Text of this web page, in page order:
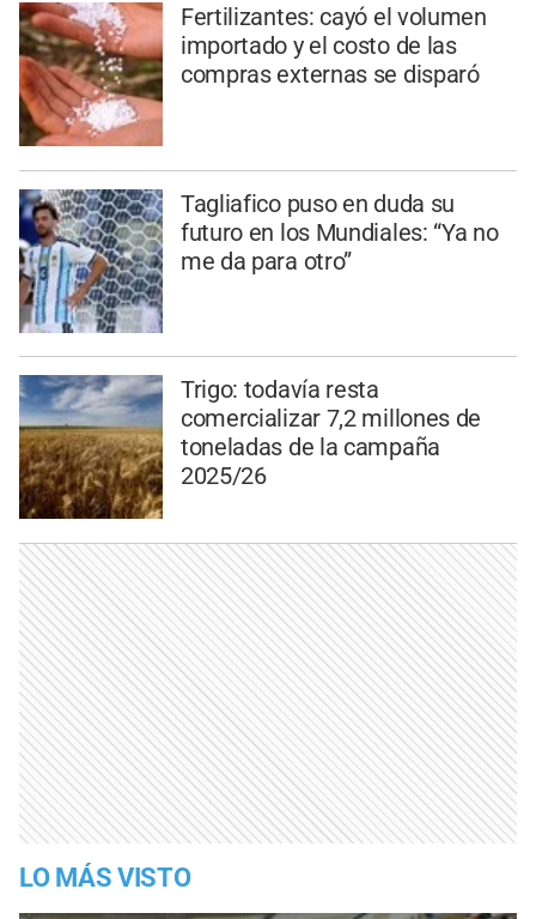
Fertilizantes: cayó el volumen
importado y el costo de las
compras externas se disparó
Tagliafico puso en duda su
futuro en los Mundiales: “Ya no
me da para otro”
Trigo: todavía resta
comercializar 7,2 millones de
toneladas de la campaña
2025/26
LO MÁS VISTO